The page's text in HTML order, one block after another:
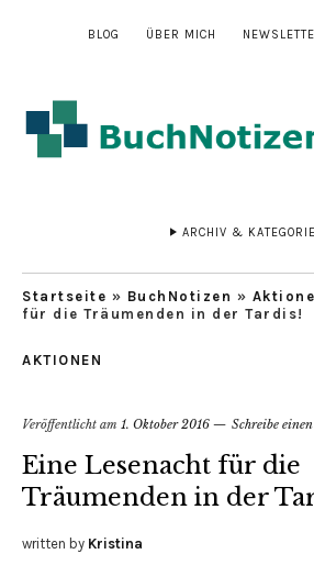
BLOG ÜBER MICH
ARCHIV &
Startseite » BuchNotizen »
für die Träumenden in der Tardis!
AKTIONEN
Veröffentlicht am 1. Oktober 2016 Schreibe
Eine Lesenacht für die
Träumenden in der
written by Kristina